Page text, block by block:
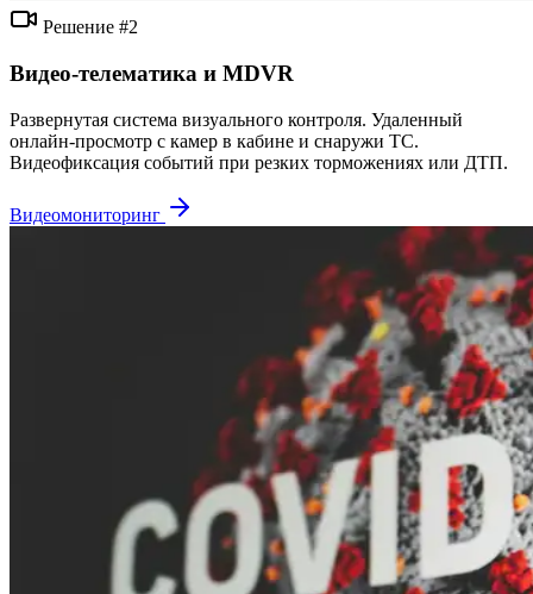
Решение #2
Видео-телематика и MDVR
Развернутая система визуального контроля. Удаленный
онлайн-просмотр с камер в кабине и снаружи ТС.
Видеофиксация событий при резких торможениях или ДТП.
Видеомониторинг